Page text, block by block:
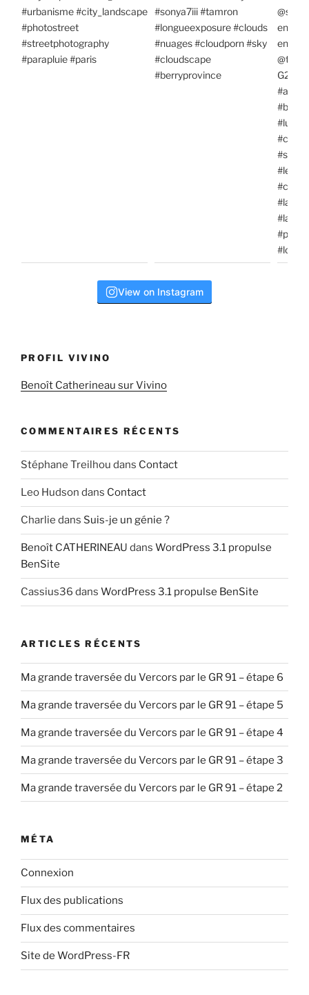
View on Instagram
PROFIL VIVINO
Benoît Catherineau sur Vivino
COMMENTAIRES RÉCENTS
Stéphane Treilhou dans Contact
Leo Hudson dans Contact
Charlie dans Suis-je un génie ?
Benoît CATHERINEAU dans WordPress 3.1 propulse
BenSite
Cassius36 dans WordPress 3.1 propulse BenSite
ARTICLES RÉCENTS
Ma grande traversée du Vercors par le GR 91 – étape 6
Ma grande traversée du Vercors par le GR 91 – étape 5
Ma grande traversée du Vercors par le GR 91 – étape 4
Ma grande traversée du Vercors par le GR 91 – étape 3
Ma grande traversée du Vercors par le GR 91 – étape 2
MÉTA
Connexion
Flux des publications
Flux des commentaires
Site de WordPress-FR